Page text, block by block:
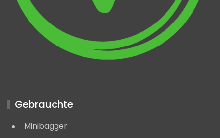
Gebrauchte
Minibagger